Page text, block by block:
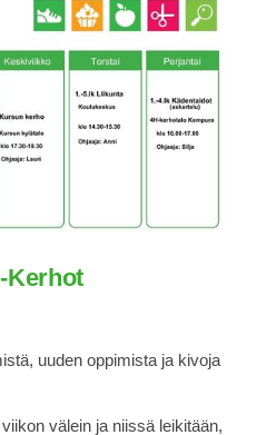
Kerhot
uuden oppimista ja kivoja
välein ja niissä leikitään,